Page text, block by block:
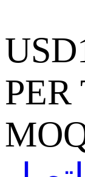
PER